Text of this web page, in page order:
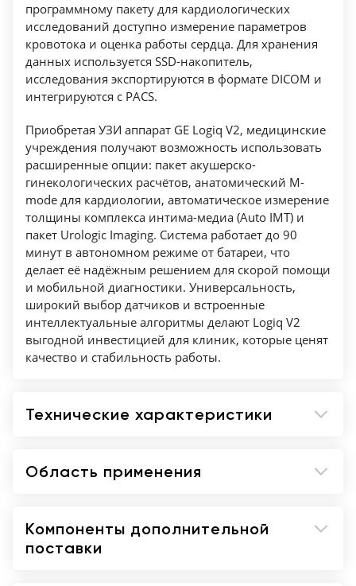
программному пакету для кардиологических
исследований доступно измерение параметров
кровотока и оценка работы сердца. Для хранения
данных используется SSD-накопитель,
исследования экспортируются в формате DICOM и
интегрируются с PACS.
Приобретая УЗИ аппарат GE Logiq V2, медицинские
учреждения получают возможность использовать
расширенные опции: пакет акушерско-
гинекологических расчётов, анатомический M-
mode для кардиологии, автоматическое измерение
толщины комплекса интима-медиа (Auto IMT) и
пакет Urologic Imaging. Система работает до 90
минут в автономном режиме от батареи, что
делает её надёжным решением для скорой помощи
и мобильной диагностики. Универсальность,
широкий выбор датчиков и встроенные
интеллектуальные алгоритмы делают Logiq V2
выгодной инвестицией для клиник, которые ценят
качество и стабильность работы.
Технические характеристики
Область применения
Компоненты дополнительной
поставки